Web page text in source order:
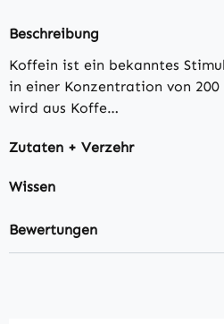
Beschreibung
Koffein ist ein bekanntes
in einer Konzentration von
wird aus Koffe…
Zutaten + Verzehr
Wissen
Bewertungen